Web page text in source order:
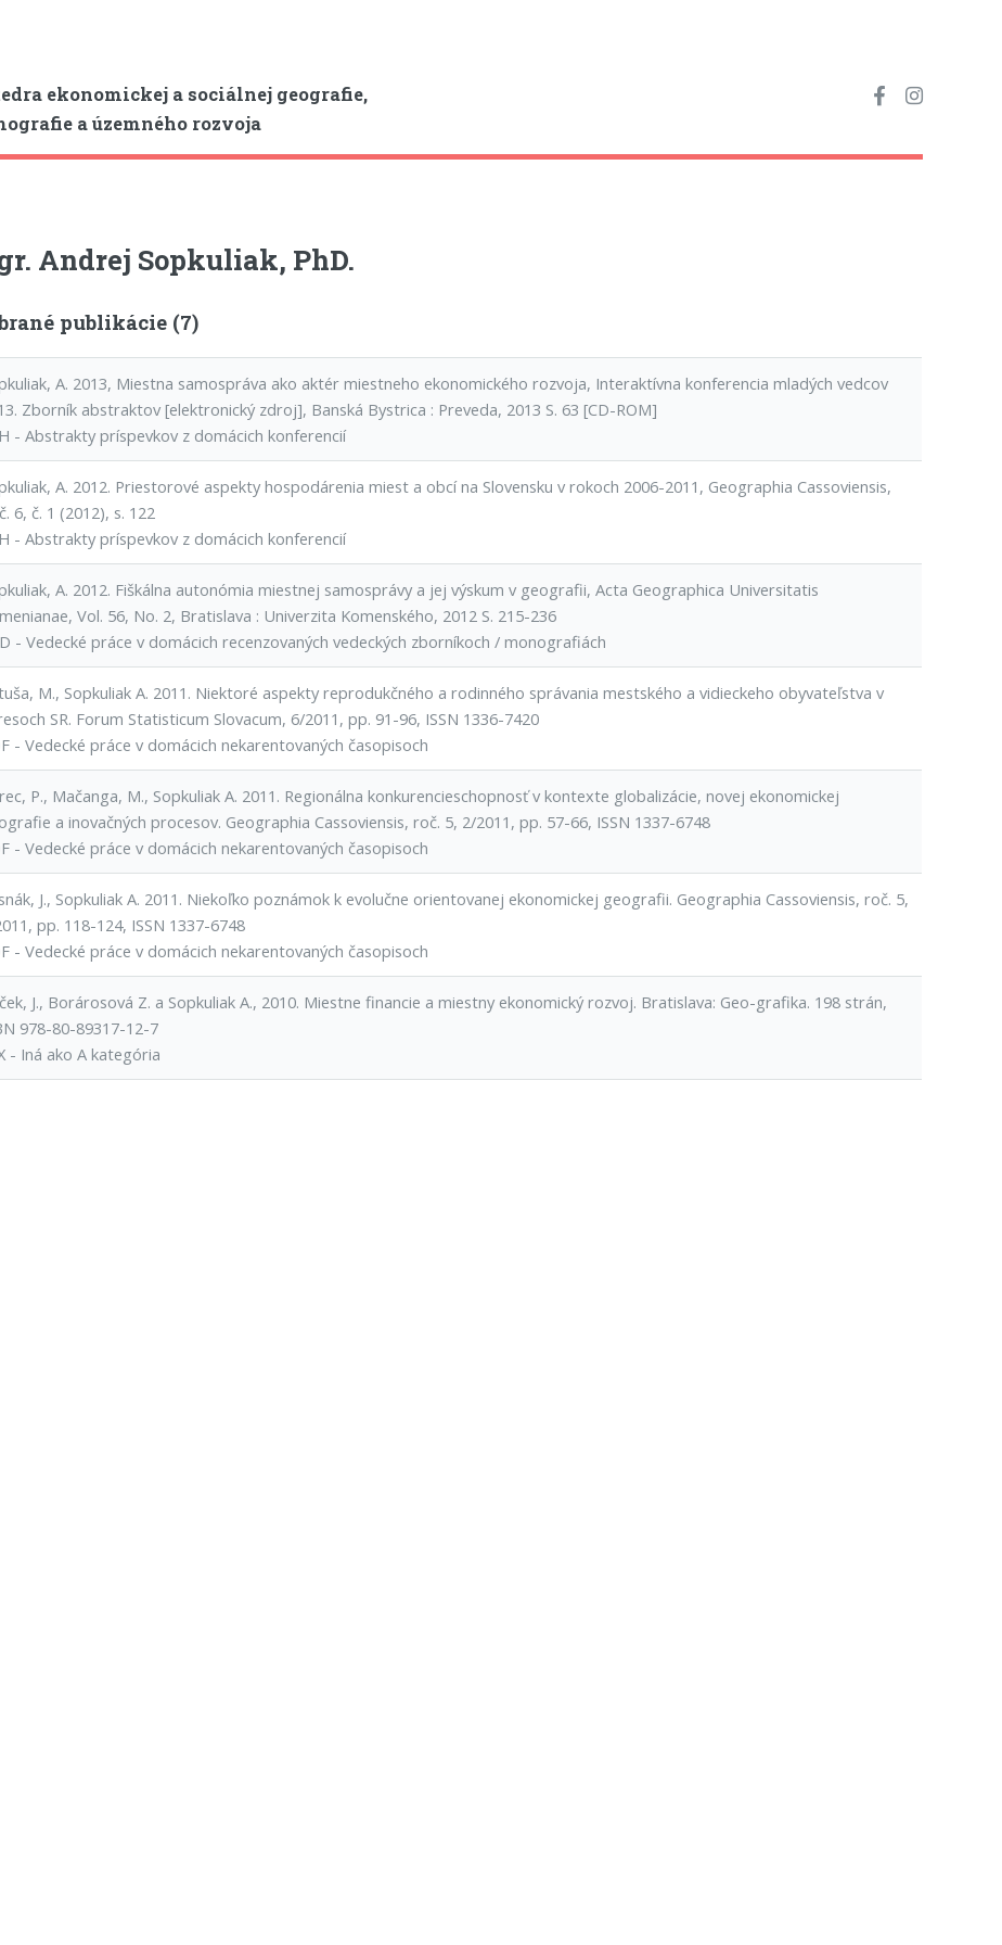
ekonomickej a sociálnej geografie,
a územného rozvoja
Andrej Sopkuliak, PhD.
publikácie (7)
A. 2013, Miestna samospráva ako aktér miestneho ekonomického rozvoja, Interaktívna konferencia mladých vedcov
Zborník abstraktov [elektronický zdroj], Banská Bystrica : Preveda, 2013 S. 63 [CD-ROM]
- Abstrakty príspevkov z domácich konferencií
A. 2012. Priestorové aspekty hospodárenia miest a obcí na Slovensku v rokoch 2006-2011, Geographia Cassoviensis,
6, č. 1 (2012), s. 122
- Abstrakty príspevkov z domácich konferencií
A. 2012. Fiškálna autonómia miestnej samosprávy a jej výskum v geografii, Acta Geographica Universitatis
Vol. 56, No. 2, Bratislava : Univerzita Komenského, 2012 S. 215-236
- Vedecké práce v domácich recenzovaných vedeckých zborníkoch / monografiách
M., Sopkuliak A. 2011. Niektoré aspekty reprodukčného a rodinného správania mestského a vidieckeho obyvateľstva v
SR. Forum Statisticum Slovacum, 6/2011, pp. 91-96, ISSN 1336-7420
- Vedecké práce v domácich nekarentovaných časopisoch
P., Mačanga, M., Sopkuliak A. 2011. Regionálna konkurencieschopnosť v kontexte globalizácie, novej ekonomickej
a inovačných procesov. Geographia Cassoviensis, roč. 5, 2/2011, pp. 57-66, ISSN 1337-6748
- Vedecké práce v domácich nekarentovaných časopisoch
J., Sopkuliak A. 2011. Niekoľko poznámok k evolučne orientovanej ekonomickej geografii. Geographia Cassoviensis, roč. 5,
pp. 118-124, ISSN 1337-6748
- Vedecké práce v domácich nekarentovaných časopisoch
J., Borárosová Z. a Sopkuliak A., 2010. Miestne financie a miestny ekonomický rozvoj. Bratislava: Geo-grafika. 198 strán,
978-80-89317-12-7
- Iná ako A kategória